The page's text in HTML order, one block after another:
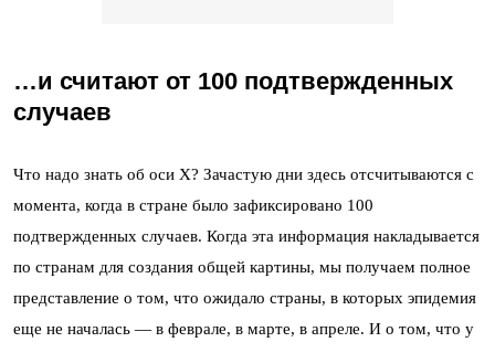
…и считают от 100 подтвержденных
случаев
Что надо знать об оси Х? Зачастую дни здесь отсчитываются с
момента, когда в стране было зафиксировано 100
подтвержденных случаев. Когда эта информация накладывается
по странам для создания общей картины, мы получаем полное
представление о том, что ожидало страны, в которых эпидемия
еще не началась — в феврале, в марте, в апреле. И о том, что у